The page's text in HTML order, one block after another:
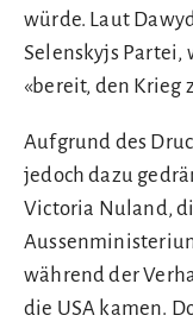
würde. Laut
Selenskyjs Partei,
«bereit, den Krieg
Aufgrund des
jedoch dazu
Victoria Nuland,
während der
die USA kamen.